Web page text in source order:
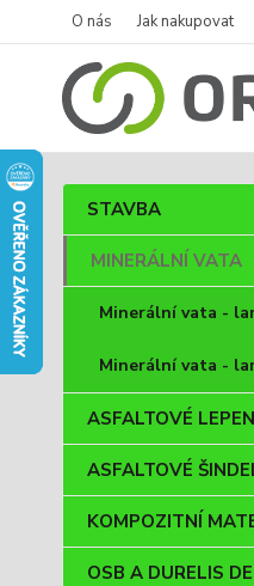
O nás Jak nakupovat
STAVBA
MINERÁLNÍ VATA
Minerální vata -
Minerální vata -
ASFALTOVÉ
ASFALTOVÉ
KOMPOZITNÍ
OSB A DURELIS